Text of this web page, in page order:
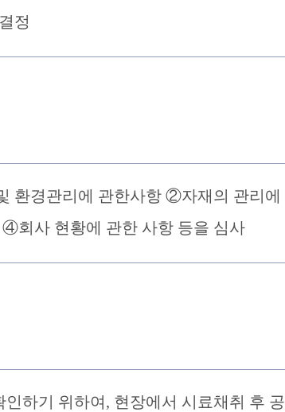
정
환경관리에 관한사항 ②자재의 관리에
회사 현황에 관한 사항 등을 심사
하기 위하여, 현장에서 시료채취 후